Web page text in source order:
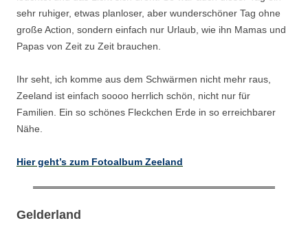
sehr ruhiger, etwas planloser, aber wunderschöner Tag ohne
große Action, sondern einfach nur Urlaub, wie ihn Mamas und
Papas von Zeit zu Zeit brauchen.
Ihr seht, ich komme aus dem Schwärmen nicht mehr raus,
Zeeland ist einfach soooo herrlich schön, nicht nur für
Familien. Ein so schönes Fleckchen Erde in so erreichbarer
Nähe.
Hier geht’s zum Fotoalbum Zeeland
Gelderland